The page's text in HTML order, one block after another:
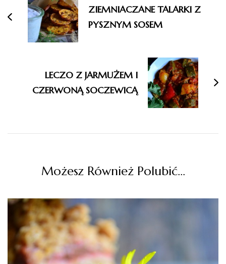
ZIEMNIACZANE TALARKI Z
PYSZNYM SOSEM
LECZO Z JARMUŻEM I
CZERWONĄ SOCZEWICĄ
Możesz Również Polubić…